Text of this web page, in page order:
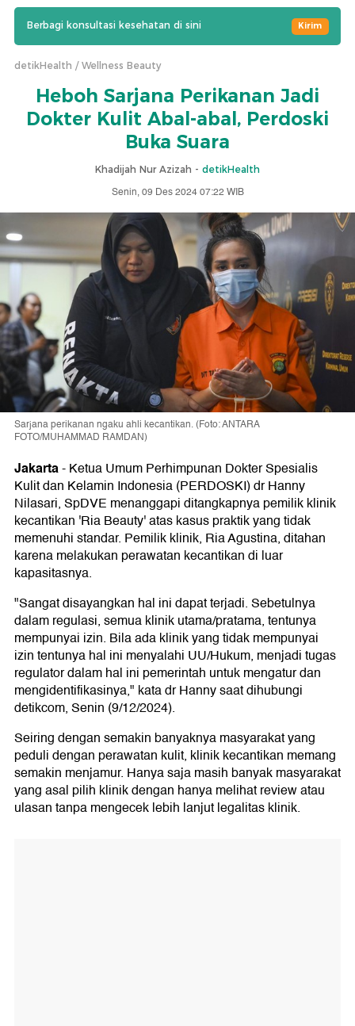
Berbagi konsultasi kesehatan di sini Kirim
detikHealth Wellness Beauty
Heboh Sarjana Perikanan Jadi
Dokter Kulit Abal-abal, Perdoski
Buka Suara
Khadijah Nur Azizah - detikHealth
Senin, 09 Des 2024 07:22 WIB
Sarjana perikanan ngaku ahli kecantikan. (Foto: ANTARA
FOTO/MUHAMMAD RAMDAN)
Jakarta-Ketua Umum Perhimpunan Dokter Spesialis
Kulit dan Kelamin Indonesia (PERDOSKI) dr Hanny
Nilasari, SpDVE menanggapi ditangkapnya pemilik klinik
kecantikan 'Ria Beauty' atas kasus praktik yang tidak
memenuhi standar. Pemilik klinik, Ria Agustina, ditahan
karena melakukan perawatan kecantikan di luar
kapasitasnya.
"Sangat disayangkan hal ini dapat terjadi. Sebetulnya
dalam regulasi, semua klinik utama/pratama, tentunya
mempunyai izin. Bila ada klinik yang tidak mempunyai
izin tentunya hal ini menyalahi UU/Hukum, menjadi tugas
regulator dalam hal ini pemerintah untuk mengatur dan
mengidentifikasinya," kata dr Hanny saat dihubungi
detikcom, Senin (9/12/2024).
Seiring dengan semakin banyaknya masyarakat yang
peduli dengan perawatan kulit, klinik kecantikan memang
semakin menjamur. Hanya saja masih banyak masyarakat
yang asal pilih klinik dengan hanya melihat review atau
ulasan tanpa mengecek lebih lanjut legalitas klinik.